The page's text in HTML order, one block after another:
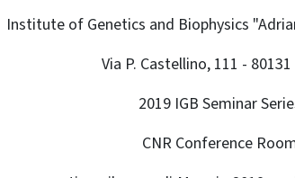
Institute of Genetics and Biophysics
Via P. Castellino, 111 -
2019 IGB Seminar
CNR Conference